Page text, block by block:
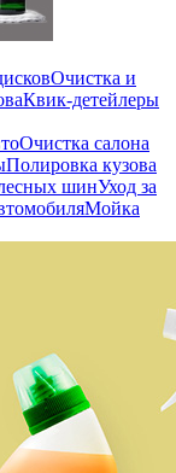
Очистка и
Квик-детейлеры
Очистка салона
Полировка кузова
шинУход за
Мойка